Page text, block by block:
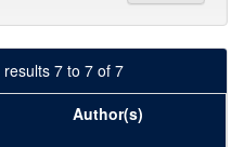
results 7 to 7 of 7
Author(s)